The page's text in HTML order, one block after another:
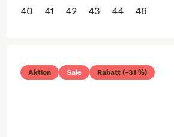
40 41 42 43 44 46
Aktion Sale Rabatt (–31 %)